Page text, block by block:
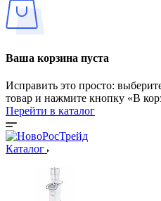
Ваша корзина пуста
Исправить это просто:
товар и нажмите кнопку «В
Перейти в каталог
Каталог